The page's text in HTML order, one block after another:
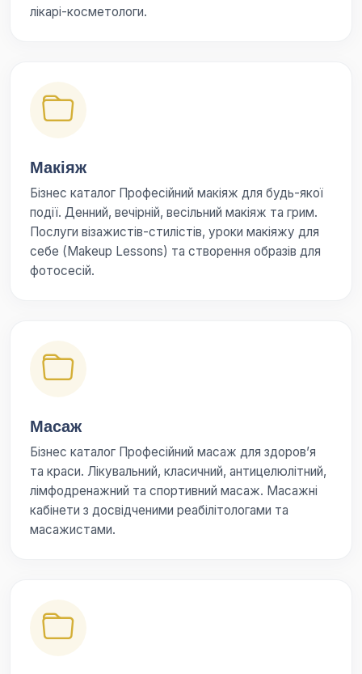
лікарі-косметологи.
Макіяж
Бізнес каталог Професійний макіяж для будь-якої
події. Денний, вечірній, весільний макіяж та грим.
Послуги візажистів-стилістів, уроки макіяжу для
себе (Makeup Lessons) та створення образів для
фотосесій.
Масаж
Бізнес каталог Професійний масаж для здоров’я
та краси. Лікувальний, класичний, антицелюлітний,
лімфодренажний та спортивний масаж. Масажні
кабінети з досвідченими реабілітологами та
масажистами.